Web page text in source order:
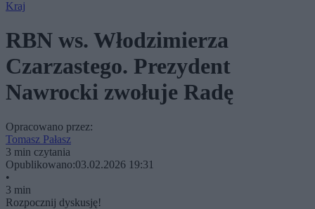
Kraj
RBN ws. Włodzimierza
Czarzastego. Prezydent
Nawrocki zwołuje Radę
Opracowano przez:
Tomasz Pałasz
3 min czytania
Opublikowano:03.02.2026 19:31
•
3 min
Rozpocznij dyskusję!